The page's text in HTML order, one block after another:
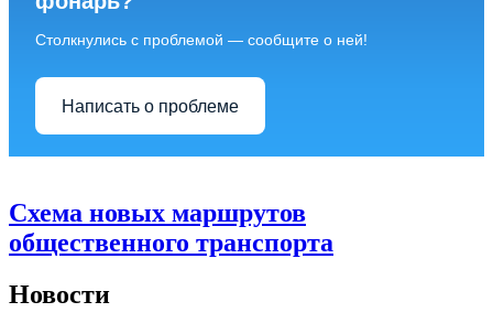
Столкнулись с проблемой — сообщите о ней!
Написать о проблеме
Схема новых маршрутов
общественного транспорта
Новости